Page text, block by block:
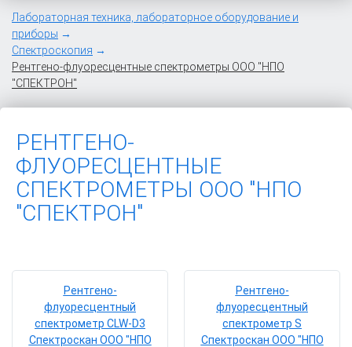
Лабораторная техника, лабораторное оборудование и
приборы
Спектроскопия
Рентгено-флуоресцентные спектрометры ООО "НПО
"СПЕКТРОН"
РЕНТГЕНО-
ФЛУОРЕСЦЕНТНЫЕ
СПЕКТРОМЕТРЫ ООО "НПО
"СПЕКТРОН"
Рентгено-
флуоресцентный
спектрометр CLW-D3
Спектроскан ООО "НПО
Рентгено-
флуоресцентный
спектрометр S
Спектроскан ООО "НПО